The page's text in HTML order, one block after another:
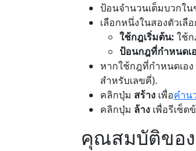
ป้อนจำนวนเต็มบวกใ
เลือกหนึ่งในสองตัวเลื
ใช้กฎเริ่มต้น: ใช้
ป้อนกฎที่กำหนดเ
หากใช้กฎที่กำหนดเอ
สำหรับเลขคี่).
คลิกปุ่ม สร้าง เพื่อคำน
คลิกปุ่ม ล้าง เพื่อรีเซ็
คุณสมบัติของ